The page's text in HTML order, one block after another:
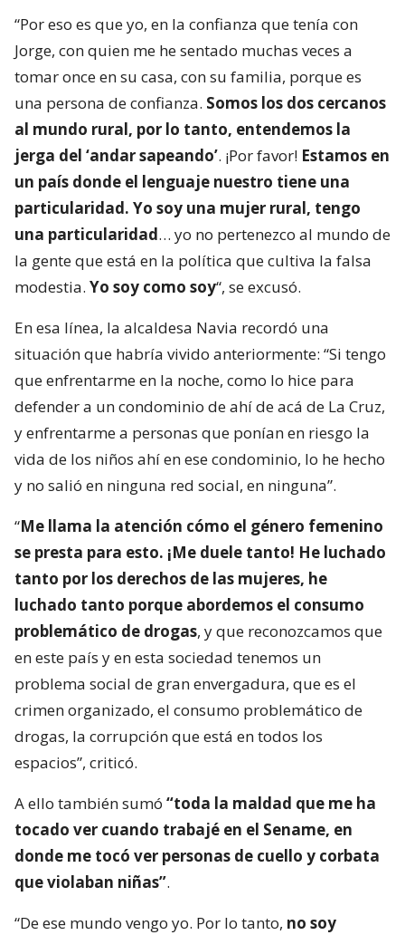
“Por eso es que yo, en la confianza que tenía con
Jorge, con quien me he sentado muchas veces a
tomar once en su casa, con su familia, porque es
una persona de confianza. Somos los dos cercanos
al mundo rural, por lo tanto, entendemos la
jerga del ‘andar sapeando’. ¡Por favor! Estamos en
un país donde el lenguaje nuestro tiene una
particularidad. Yo soy una mujer rural, tengo
una particularidad… yo no pertenezco al mundo de
la gente que está en la política que cultiva la falsa
modestia. Yo soy como soy“, se excusó.
En esa línea, la alcaldesa Navia recordó una
situación que habría vivido anteriormente: “Si tengo
que enfrentarme en la noche, como lo hice para
defender a un condominio de ahí de acá de La Cruz,
y enfrentarme a personas que ponían en riesgo la
vida de los niños ahí en ese condominio, lo he hecho
y no salió en ninguna red social, en ninguna”.
“Me llama la atención cómo el género femenino
se presta para esto. ¡Me duele tanto! He luchado
tanto por los derechos de las mujeres, he
luchado tanto porque abordemos el consumo
problemático de drogas, y que reconozcamos que
en este país y en esta sociedad tenemos un
problema social de gran envergadura, que es el
crimen organizado, el consumo problemático de
drogas, la corrupción que está en todos los
espacios”, criticó.
A ello también sumó “toda la maldad que me ha
tocado ver cuando trabajé en el Sename, en
donde me tocó ver personas de cuello y corbata
que violaban niñas”.
“De ese mundo vengo yo. Por lo tanto, no soy